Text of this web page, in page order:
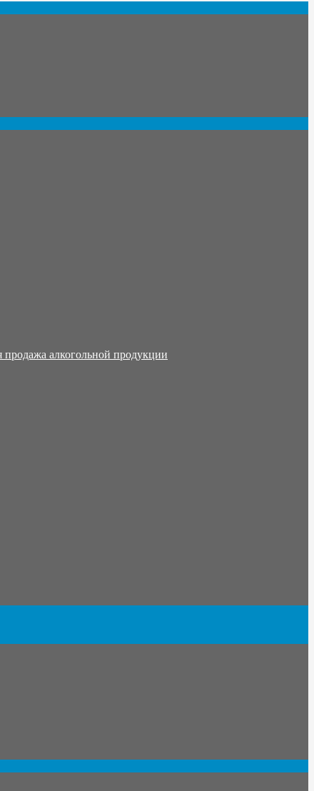
алкогольной продукции